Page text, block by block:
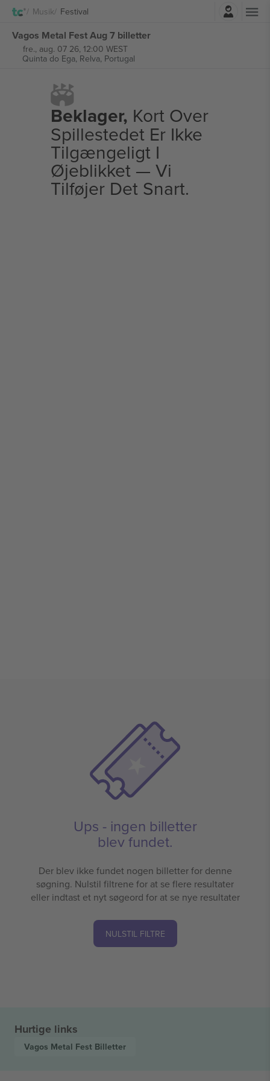
Musik Festival
Vagos Metal Fest Aug 7 billetter
fre., aug. 07 26, 12:00 WEST
Quinta do Ega, Relva, Portugal
Beklager, Kort Over
Spillestedet Er Ikke
Tilgængeligt I
Øjeblikket — Vi
Tilføjer Det Snart.
Ups - ingen billetter
blev fundet.
Der blev ikke fundet nogen billetter for denne
søgning. Nulstil filtrene for at se flere resultater
eller indtast et nyt søgeord for at se nye resultater
NULSTIL FILTRE
Hurtige links
Vagos Metal Fest Billetter